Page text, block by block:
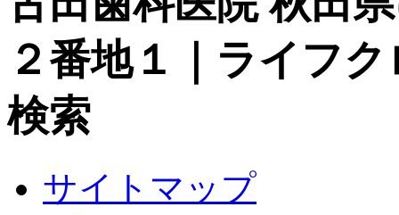
２番地１｜ライフ
検索
サイトマップ